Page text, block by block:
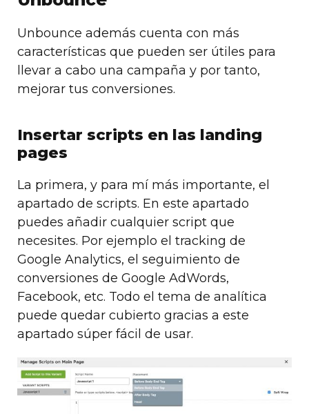
Unbounce además cuenta con más
características que pueden ser útiles para
llevar a cabo una campaña y por tanto,
mejorar tus conversiones.
Insertar scripts en las landing
pages
La primera, y para mí más importante, el
apartado de scripts. En este apartado
puedes añadir cualquier script que
necesites. Por ejemplo el tracking de
Google Analytics, el seguimiento de
conversiones de Google AdWords,
Facebook, etc. Todo el tema de analítica
puede quedar cubierto gracias a este
apartado súper fácil de usar.